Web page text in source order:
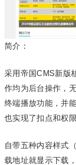
简介：
采用帝国CMS新版
作均为后台操作，
终端播放功能，并
也实现了扣点和权
自带五种内容样式
载地址就显示下载